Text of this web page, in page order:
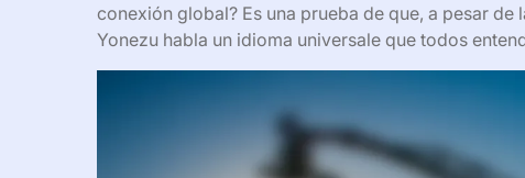
conexión global? Es una prueba de que, a pesar
Yonezu habla un idioma universale que todos